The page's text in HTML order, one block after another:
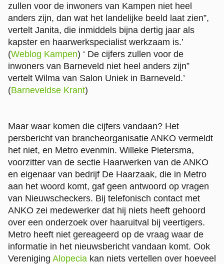
zullen voor de inwoners van Kampen niet heel
anders zijn, dan wat het landelijke beeld laat zien”,
vertelt Janita, die inmiddels bijna dertig jaar als
kapster en haarwerkspecialist werkzaam is.’
(Weblog Kampen) ‘ De cijfers zullen voor de
inwoners van Barneveld niet heel anders zijn”
vertelt Wilma van Salon Uniek in Barneveld.’
(Barneveldse Krant)
Maar waar komen die cijfers vandaan? Het
persbericht van brancheorganisatie ANKO vermeldt
het niet, en Metro evenmin. Willeke Pietersma,
voorzitter van de sectie Haarwerken van de ANKO
en eigenaar van bedrijf De Haarzaak, die in Metro
aan het woord komt, gaf geen antwoord op vragen
van Nieuwscheckers. Bij telefonisch contact met
ANKO zei medewerker dat hij niets heeft gehoord
over een onderzoek over haaruitval bij veertigers.
Metro heeft niet gereageerd op de vraag waar de
informatie in het nieuwsbericht vandaan komt. Ook
Vereniging Alopecia kan niets vertellen over hoeveel